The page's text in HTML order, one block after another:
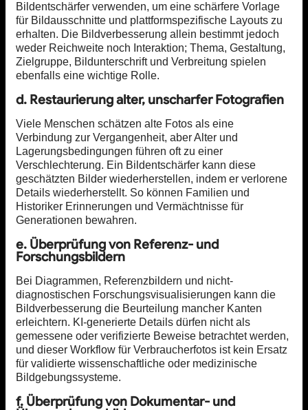
Bildentschärfer verwenden, um eine schärfere Vorlage
für Bildausschnitte und plattformspezifische Layouts zu
erhalten. Die Bildverbesserung allein bestimmt jedoch
weder Reichweite noch Interaktion; Thema, Gestaltung,
Zielgruppe, Bildunterschrift und Verbreitung spielen
ebenfalls eine wichtige Rolle.
d. Restaurierung alter, unscharfer Fotografien
Viele Menschen schätzen alte Fotos als eine
Verbindung zur Vergangenheit, aber Alter und
Lagerungsbedingungen führen oft zu einer
Verschlechterung. Ein Bildentschärfer kann diese
geschätzten Bilder wiederherstellen, indem er verlorene
Details wiederherstellt. So können Familien und
Historiker Erinnerungen und Vermächtnisse für
Generationen bewahren.
e. Überprüfung von Referenz- und
Forschungsbildern
Bei Diagrammen, Referenzbildern und nicht-
diagnostischen Forschungsvisualisierungen kann die
Bildverbesserung die Beurteilung mancher Kanten
erleichtern. KI-generierte Details dürfen nicht als
gemessene oder verifizierte Beweise betrachtet werden,
und dieser Workflow für Verbraucherfotos ist kein Ersatz
für validierte wissenschaftliche oder medizinische
Bildgebungssysteme.
f. Überprüfung von Dokumentar- und